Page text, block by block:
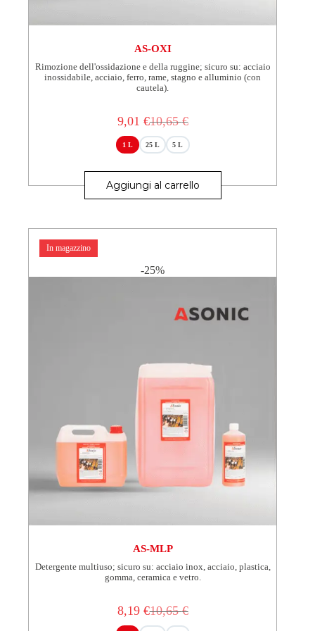
AS-OXI
Rimozione dell'ossidazione e della ruggine; sicuro su: acciaio
inossidabile, acciaio, ferro, rame, stagno e alluminio (con
cautela).
10,65€
Il
prezzo
originale
9,01 €Il
prezzo
attuale
1 L 25 L 5 L
Aggiungi al carrello
prodotto
ha
Le
essere
scelte
pagina
-25%
In magazzino
AS-MLP
Detergente multiuso; sicuro su: acciaio inox, acciaio, plastica,
gomma, ceramica e vetro.
10,65€
Il
prezzo
8,19 €Il
prezzo